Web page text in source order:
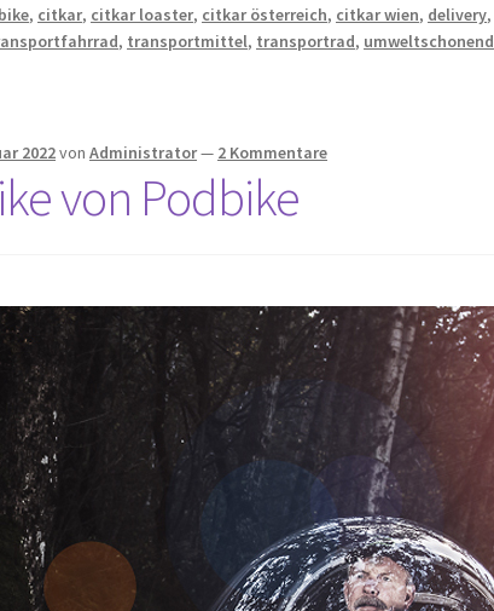
, citkar, citkar loaster, citkar österreich, citkar wien, delivery,
, transportmittel, transportrad, umweltschonend
2022vonAdministrator— 2 Kommentare
von Podbike